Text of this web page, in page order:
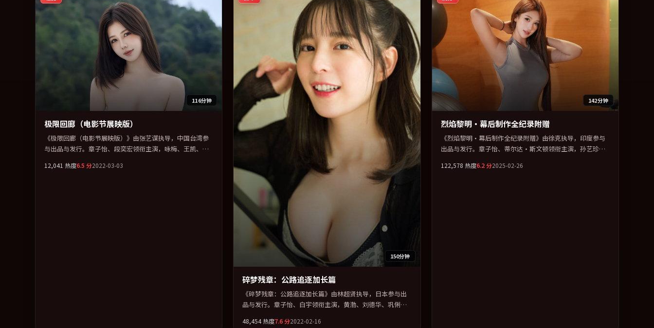
116分钟
极限回廊（电影节展映版）
《极限回廊（电影节展映版）》由张艺谋执导，中国台湾参
与出品与发行。章子怡、段奕宏领衔主演，咏梅、王凯、张
片以「科幻」类型为骨架，在叙事、表演与视听上力求统
12,041 热度6.5 分2022-03-03
150分钟
碎梦残章：公路追逐加长篇
《碎梦残章：公路追逐加长篇》由林超贤执导，日本参与出
品与发行。章子怡、白宇领衔主演，黄渤、刘德华、巩俐、
表达。全片以「剧情」类型为骨架，在叙事、表演与视听上
48,454热度7.6分2022-02-16
142分钟
烈焰黎明·幕后制作全纪录附赠
《烈焰黎明·幕后制作全纪录附赠》由徐克执导，印度参与
出品与发行。章子怡、蒂尔达·斯文顿领衔主演，孙艺珍、
不可告人的过去。全片以「犯罪」类型为骨架，在叙事、表
122,578 热度6.2分2025-02-26